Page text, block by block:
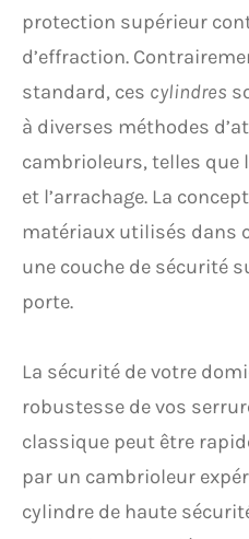
protection supérieur
d’effraction.
standard, ces cylindres
à diverses méthodes
cambrioleurs, telles que
et l’arrachage. La
matériaux utilisés dans
une couche de sécurité
porte.
La sécurité de votre
robustesse de vos
classique peut être
par un cambrioleur
cylindre de haute